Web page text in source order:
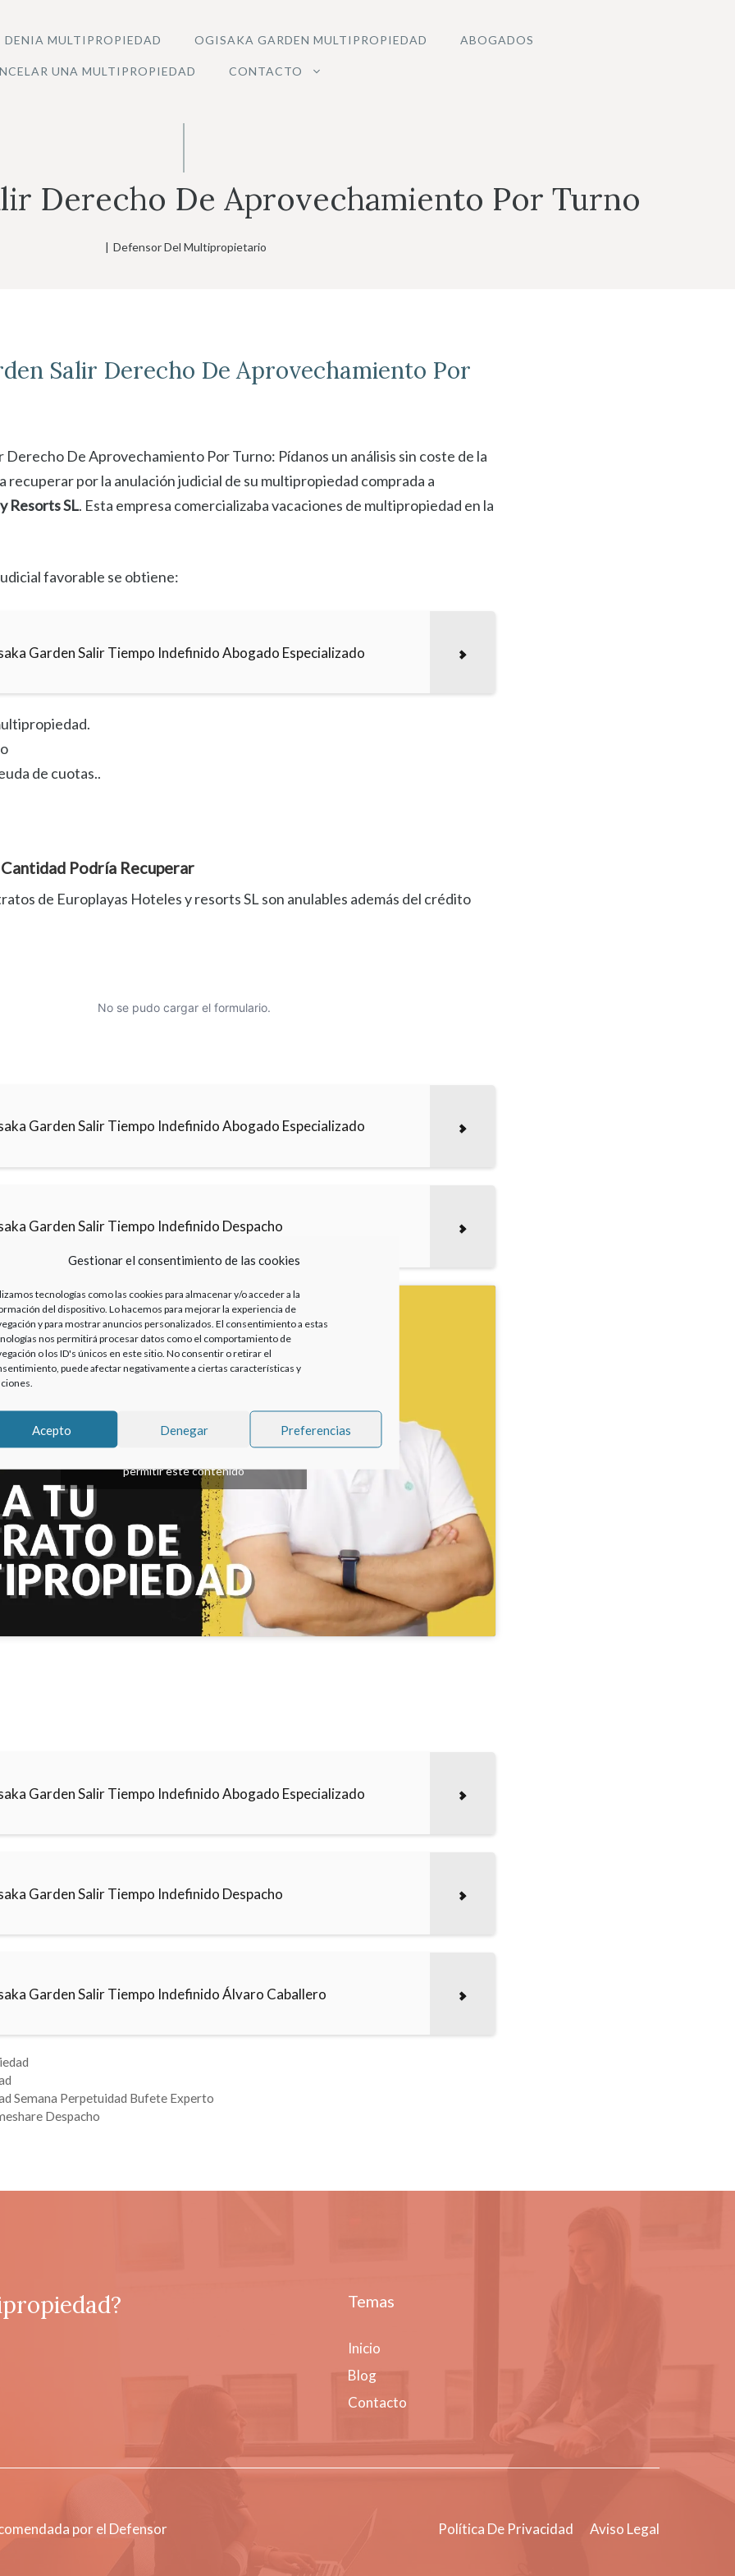
Gestionar el consentimiento de las cookies
tecnologías como las cookies para almacenar y/o acceder a la
del dispositivo. Lo hacemos para mejorar la experiencia de
y para mostrar anuncios personalizados. El consentimiento a estas
nos permitirá procesar datos como el comportamiento de
o los ID's únicos en este sitio. No consentir o retirar el
puede afectar negativamente a ciertas características y
Acepto Denegar Preferencias
DENIA MULTIPROPIEDAD OGISAKA GARDEN MULTIPROPIEDAD ABOGADOS
UNA MULTIPROPIEDAD CONTACTO
Derecho De Aprovechamiento Por Turno
| Defensor Del Multipropietario
Salir Derecho De Aprovechamiento Por
Derecho De Aprovechamiento Por Turno: Pídanos un análisis sin coste de la
recuperar por la anulación judicial de su multipropiedad comprada a
Resorts SL. Esta empresa comercializaba vacaciones de multipropiedad en la
favorable se obtiene:
Garden Salir Tiempo Indefinido Abogado Especializado
de cuotas..
Podría Recuperar
de Europlayas Hoteles y resorts SL son anulables además del crédito
No se pudo cargar el formulario.
Garden Salir Tiempo Indefinido Abogado Especializado
Garden Salir Tiempo Indefinido Despacho
Haz clic para aceptar cookies de marketing y
permitir este contenido
Garden Salir Tiempo Indefinido Abogado Especializado
Garden Salir Tiempo Indefinido Despacho
Garden Salir Tiempo Indefinido Álvaro Caballero
Semana Perpetuidad Bufete Experto
Despacho
Temas
Inicio
Blog
Contacto
por el Defensor Política De Privacidad Aviso Legal